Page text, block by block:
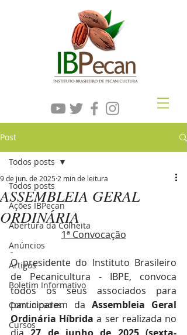
Post
Todos posts
Ações IBPecan
Abertura da Colheita
Anúncios
Artigos
Boletim Informativo
Comunicados
Cursos
Todos posts
ASSEMBLEIA GERAL
ORDINÁRIA
9 de jun. de 2025 2 min de leitura
1ª Convocação
O presidente do Instituto Brasileiro
de Pecanicultura - IBPE, convoca
todos os seus associados para
participarem da Assembleia Geral
Ordinária Híbrida a ser realizada no